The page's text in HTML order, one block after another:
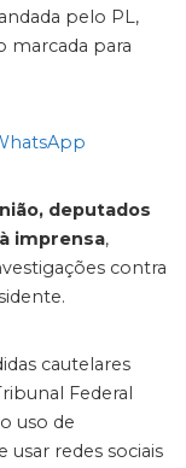
pelo PL,
marcada para
deputados
imprensa,
contra
cautelares
Federal
uso de
redes sociais